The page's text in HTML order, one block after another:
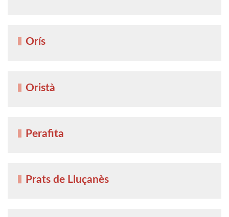
Orís
Oristà
Perafita
Prats de Lluçanès